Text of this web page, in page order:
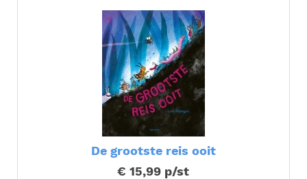
De grootste reis ooit
€ 15,99 p/st